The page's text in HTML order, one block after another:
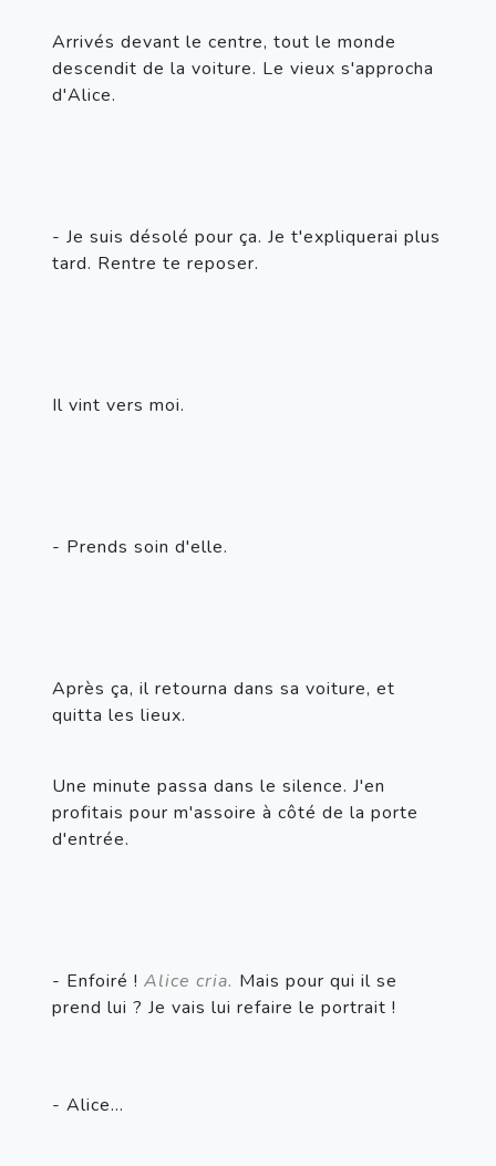
Arrivés devant le centre, tout le monde
descendit de la voiture. Le vieux s'approcha
d'Alice.
- Je suis désolé pour ça. Je t'expliquerai plus
tard. Rentre te reposer.
Il vint vers moi.
- Prends soin d'elle.
Après ça, il retourna dans sa voiture, et
quitta les lieux.
Une minute passa dans le silence. J'en
profitais pour m'assoire à côté de la porte
d'entrée.
- Enfoiré ! Alice cria. Mais pour qui il se
prend lui ? Je vais lui refaire le portrait !
- Alice...